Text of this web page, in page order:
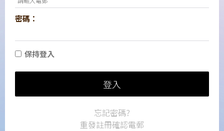
密碼：
保持登入
登入
忘記密碼?
重發註冊確認電郵